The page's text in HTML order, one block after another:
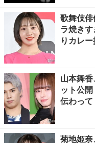
歌舞伎
ラ焼き
りカレ
山本舞
ット公
伝わっ
菊地姫